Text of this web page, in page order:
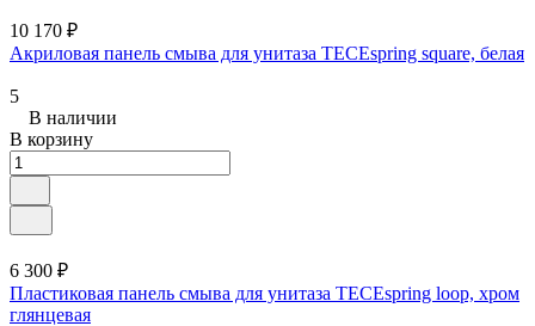
10 170 ₽
Акриловая панель смыва для унитаза TECEspring square, белая
5
В наличии
В корзину
6 300 ₽
Пластиковая панель смыва для унитаза TECEspring loop, хром
глянцевая